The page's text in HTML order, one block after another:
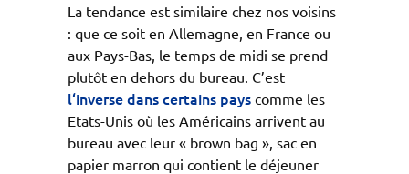
La tendance est similaire chez nos voisins
: que ce soit en Allemagne, en France ou
aux Pays-Bas, le temps de midi se prend
plutôt en dehors du bureau. C’est
l‘inverse dans certains pays comme les
Etats-Unis où les Américains arrivent au
bureau avec leur « brown bag », sac en
papier marron qui contient le déjeuner